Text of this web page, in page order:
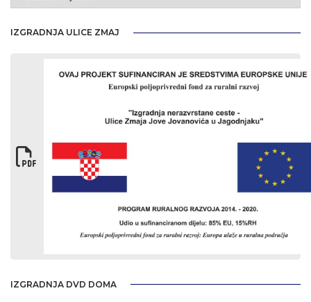
IZGRADNJA ULICE ZMAJ
IZGRADNJA DVD DOMA